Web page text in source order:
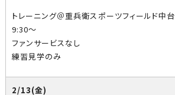
トレーニング＠重兵衛スポーツフィールド中台
9:30～
ファンサービスなし
練習見学のみ
2/13(金)